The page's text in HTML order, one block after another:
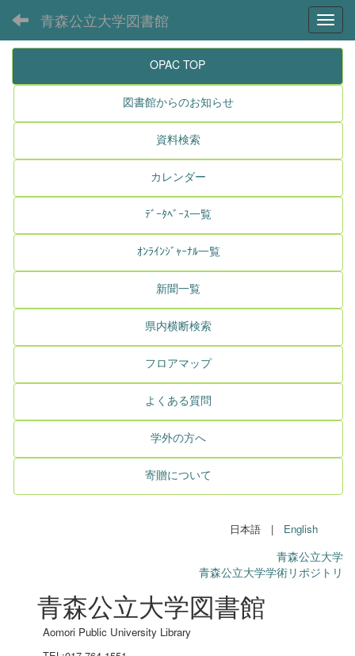
青森公立大学図書館
OPAC TOP
図書館からのお知らせ
資料検索
カレンダー
ﾃﾞｰﾀﾍﾞｰｽ一覧
ｵﾝﾗｲﾝｼﾞｬｰﾅﾙ一覧
新聞一覧
県内横断検索
フロアマップ
よくある質問
学外の方へ
寄贈について
日本語 | English
青森公立大学
青森公立大学学術リポジトリ
青森公立大学図書館
Aomori Public University Library